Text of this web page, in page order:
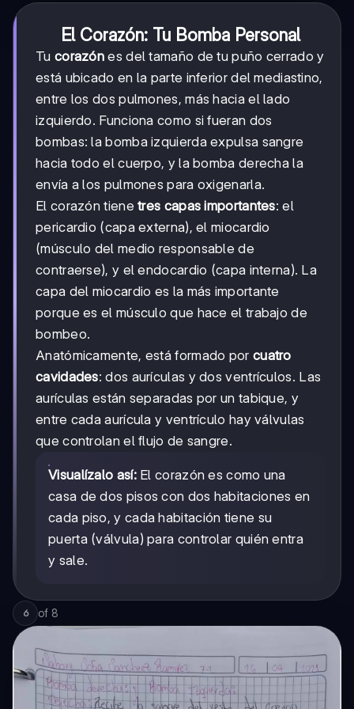
El Corazón: Tu Bomba Personal
Tu corazón es del tamaño de tu puño cerrado y
está ubicado en la parte inferior del mediastino,
entre los dos pulmones, más hacia el lado
izquierdo. Funciona como si fueran dos
bombas: la bomba izquierda expulsa sangre
hacia todo el cuerpo, y la bomba derecha la
envía a los pulmones para oxigenarla.
El corazón tienetres capas importantes: el
pericardio (capa externa), el miocardio
(músculo del medio responsable de
contraerse), y el endocardio (capa interna). La
capa del miocardio es la más importante
porque es el músculo que hace el trabajo de
bombeo.
Anatómicamente, está formado por cuatro
cavidades: dos aurículas y dos ventrículos. Las
aurículas están separadas por un tabique, y
entre cada aurícula y ventrículo hay válvulas
que controlan el flujo de sangre.
Visualízalo así:El corazón es como una
casa de dos pisos con dos habitaciones en
cada piso, y cada habitación tiene su
puerta (válvula) para controlar quién entra
y sale.
6 of 8